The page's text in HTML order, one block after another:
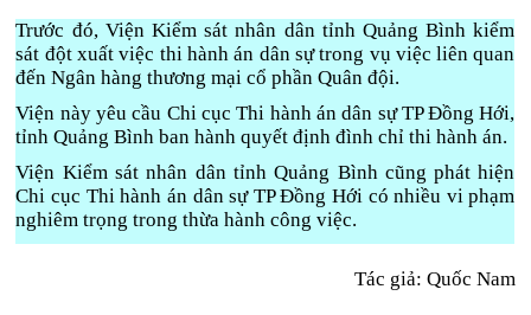
Trước đó, Viện Kiểm sát nhân dân tỉnh Quảng Bình kiểm
sát đột xuất việc thi hành án dân sự trong vụ việc liên quan
đến Ngân hàng thương mại cổ phần Quân đội.
Viện này yêu cầu Chi cục Thi hành án dân sự TP Đồng Hới,
tỉnh Quảng Bình ban hành quyết định đình chỉ thi hành án.
Viện Kiểm sát nhân dân tỉnh Quảng Bình cũng phát hiện
Chi cục Thi hành án dân sự TP Đồng Hới có nhiều vi phạm
nghiêm trọng trong thừa hành công việc.
Tác giả: Quốc Nam